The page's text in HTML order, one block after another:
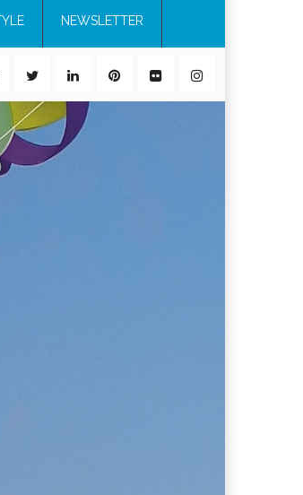
NEWSLETTER
supera il 21%